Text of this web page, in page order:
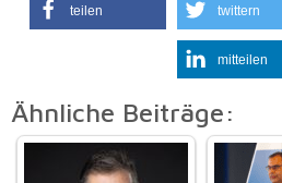
teilen twittern
mitteilen
Ähnliche Beiträge: